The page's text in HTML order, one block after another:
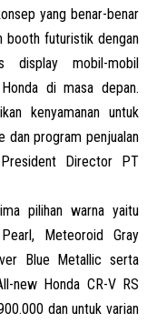
yang benar-benar
booth futuristik dengan
display mobil-mobil
di masa depan.
kenyamanan untuk
dan program penjualan
Director PT
pilihan warna yaitu
Meteoroid Gray
Blue Metallic serta
new Honda CR-V RS
dan untuk varian